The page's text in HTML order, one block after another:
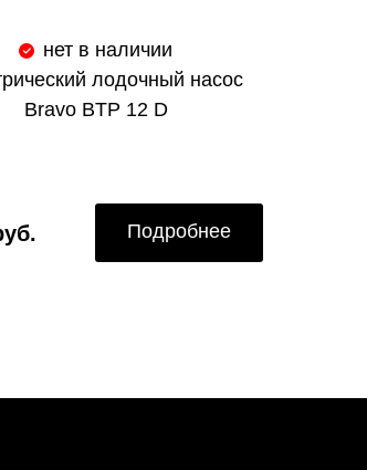
нет в наличии
лодочный насос
Bravo BTP 12 D
Подробнее